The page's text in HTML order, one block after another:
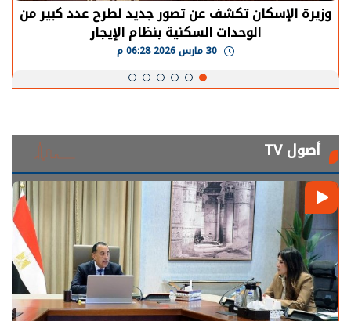
وزيرة الإسكان تكشف عن تصور جديد لطرح عدد كبير من
الوحدات السكنية بنظام الإيجار
أصول TV